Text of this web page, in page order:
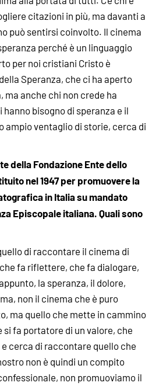
citazioni in più, ma davanti a
può sentirsi coinvolto. Il cinema
perché è un linguaggio
per noi cristiani Cristo è
Speranza, che ci ha aperto
ma anche chi non crede ha
bisogno di speranza e il
ampio ventaglio di storie, cerca di
della Fondazione Ente dello
nel 1947 per promuovere la
in Italia su mandato
Episcopale italiana. Quali sono
di raccontare il cinema di
fa riflettere, che fa dialogare,
la speranza, il dolore,
non il cinema che è puro
ma quello che mette in cammino
si fa portatore di un valore, che
cerca di raccontare quello che
non è quindi un compito
non promuoviamo il